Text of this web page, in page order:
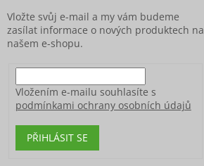
Vložte svůj e-mail a my vám budeme
zasílat informace o nových produktech na
našem e-shopu.
Vložením e-mailu souhlasíte s
podmínkami ochrany osobních údajů
PŘIHLÁSIT SE